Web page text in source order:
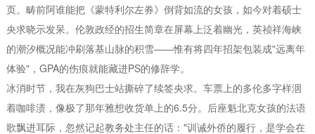
页。畴前阿谁能把《蒙特利尔左券》倒背如流的女孩，如今对着硕士
央求晓示发呆。伦敦政经的招生简章在屏幕上泛着幽光，英祯祥海峡
的潮汐概况能冲刷落基山脉的积雪——惟有将四年招架包装成"远离年
体验"，GPA的伤痕就能藏进PS的修辞学。
冰消时节，我在灰狗巴士站撕碎了续签央求。车票上的多伦多字样洇
着咖啡渍，像极了那年雅想收货单上的6.5分。后座魁北克女孩的法语
歌飘进耳际，忽然记起教务处主任的话："训诫外侨的履行，是学会在